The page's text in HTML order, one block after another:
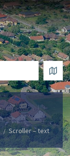
Scroller – text